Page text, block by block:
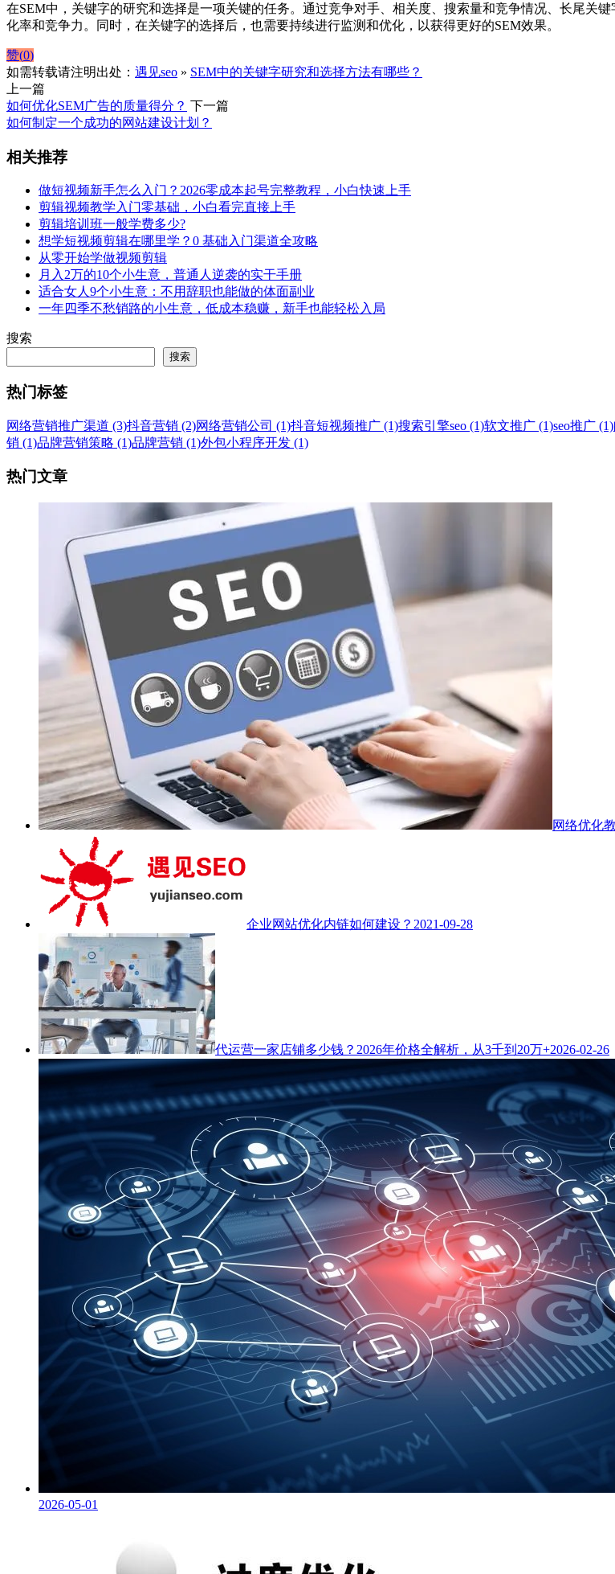
在SEM中，关键字的研究和选择是一项关键的任务。通过竞争对手、相关度、搜索量和竞争情况、长尾关
化率和竞争力。同时，在关键字的选择后，也需要持续进行监测和优化，以获得更好的SEM效果。
赞(0)
如需转载请注明出处： 遇见seo » SEM中的关键字研究和选择方法有哪些？
上一篇
如何优化SEM广告的质量得分？ 下一篇
如何制定一个成功的网站建设计划？
相关推荐
做短视频新手怎么入门？2026零成本起号完整教程，小白快速上手
剪辑视频教学入门零基础，小白看完直接上手
剪辑培训班一般学费多少?
想学短视频剪辑在哪里学？0 基础入门渠道全攻略
从零开始学做视频剪辑
月入2万的10个小生意，普通人逆袭的实干手册
适合女人9个小生意：不用辞职也能做的体面副业
一年四季不愁销路的小生意，低成本稳赚，新手也能轻松入局
搜索
搜索
热门标签
网络营销推广渠道 (3)抖音营销 (2)网络营销公司 (1)抖音短视频推广 (1)搜索引擎seo (1)软文推广 (1)seo推广 (1)
销 (1)品牌营销策略 (1)品牌营销 (1)外包小程序开发 (1)
热门文章
网络优化
企业网站优化内链如何建设？ 2021-09-28
代运营一家店铺多少钱？2026年价格全解析，从3千到20万+2026-02-26
2026-05-01